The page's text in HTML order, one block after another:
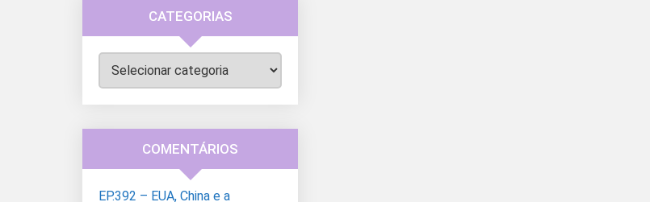
CATEGORIAS
Categorias
COMENTÁRIOS
EP.392 – EUA, China e a